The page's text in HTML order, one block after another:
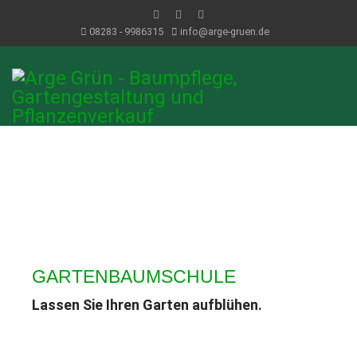
08283 - 9986315 info@arge-gruen.de
GARTENBAUMSCHULE
Lassen Sie Ihren Garten aufblühen.